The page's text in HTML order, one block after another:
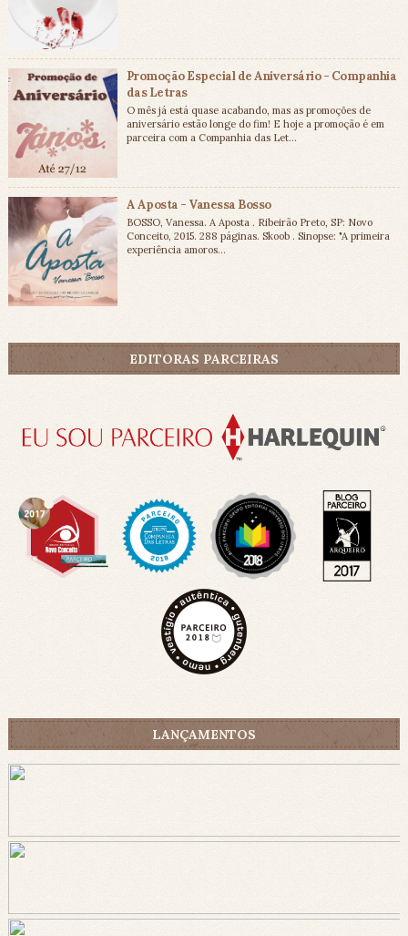
Promoção Especial de Aniversário - Companhia
das Letras
O mês já está quase acabando, mas as promoções de
aniversário estão longe do fim! E hoje a promoção é em
parceira com a Companhia das Let...
A Aposta - Vanessa Bosso
BOSSO, Vanessa. A Aposta . Ribeirão Preto, SP: Novo
Conceito, 2015. 288 páginas. Skoob . Sinopse: "A primeira
experiência amoros...
EDITORAS PARCEIRAS
LANÇAMENTOS